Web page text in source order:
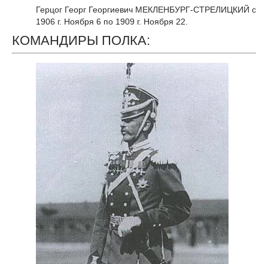
Герцог Георг Георгиевич МЕКЛЕНБУРГ-СТРЕЛИЦКИЙ с
1906 г. Ноября 6 по 1909 г. Ноября 22.
КОМАНДИРЫ ПОЛКА: